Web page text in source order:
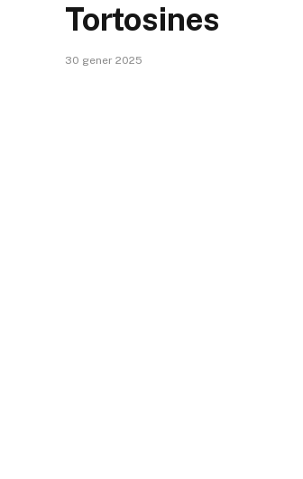
Tortosines
30 gener 2025